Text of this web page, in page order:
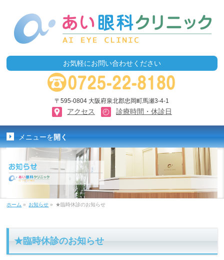
お気軽にお問い合わせください
〒595-0804 大阪府泉北郡忠岡町馬瀬3-4-1
アクセス 診療時間・休診日
メニューを開く
ホーム » お知らせ » ★臨時休診のお知らせ
★臨時休診のお知らせ